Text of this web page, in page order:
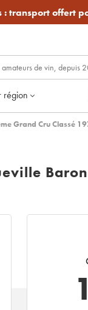
:transport offert
région
Grand Cru Classé